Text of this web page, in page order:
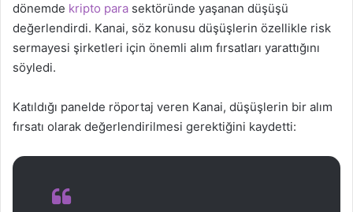
dönemde kripto para sektöründe yaşanan düşüşü
değerlendirdi. Kanai, söz konusu düşüşlerin özellikle risk
sermayesi şirketleri için önemli alım fırsatları yarattığını
söyledi.
Katıldığı panelde röportaj veren Kanai, düşüşlerin bir alım
fırsatı olarak değerlendirilmesi gerektiğini kaydetti: